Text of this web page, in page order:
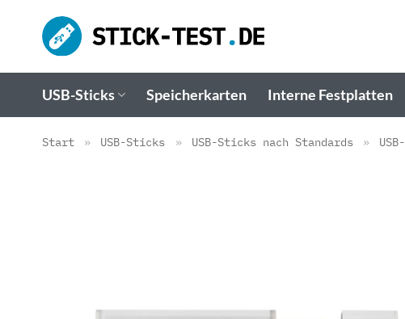
Inhalt
springen
USB-Sticks Speicherkarten Interne Festplatten
Start » USB-Sticks » USB-Sticks nach Standards »